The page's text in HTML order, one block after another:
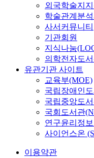
외국학술지
학술관계분
사서커뮤니티
기관회원
지식나눔
의학전자도
유관기관 사이트
교육부(MOE)
국립장애인
국립중앙도
국회도서관
연구윤리정
사이언스온
이용약관